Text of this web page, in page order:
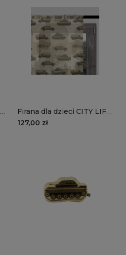
Firana dla dzieci CITY LIFE
wzór D120 | piaskowe
127,00 zł